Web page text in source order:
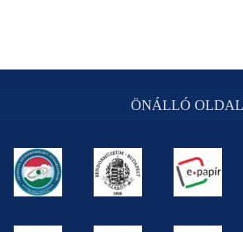
ÖNÁLLÓ